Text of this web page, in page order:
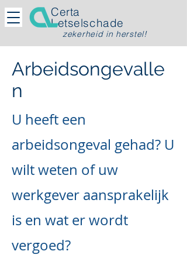
Certa
Letselschade
zekerheid in herstel!
Arbeidsongevalle
n
U heeft een
arbeidsongeval gehad? U
wilt weten of uw
werkgever aansprakelijk
is en wat er wordt
vergoed?